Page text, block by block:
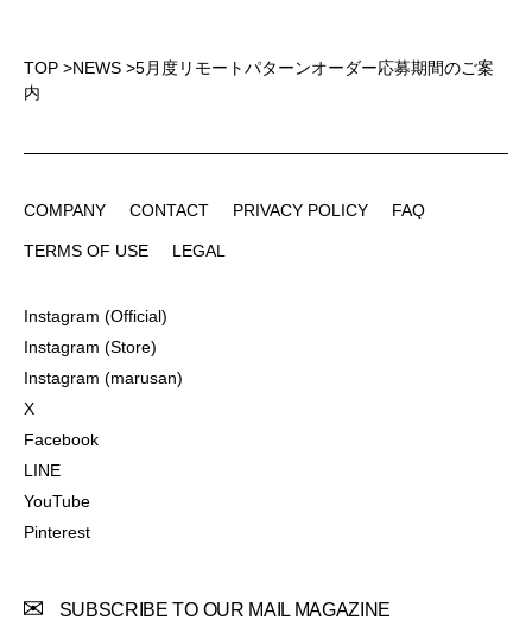
TOP >NEWS >5月度リモートパターンオーダー応募期間のご案
内
COMPANY
CONTACT
PRIVACY POLICY
FAQ
TERMS OF USE
LEGAL
Instagram (Official)
Instagram (Store)
Instagram (marusan)
X
Facebook
LINE
YouTube
Pinterest
SUBSCRIBE TO OUR MAIL MAGAZINE